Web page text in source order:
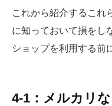
これから紹介するこれ
に知っておいて損をし
ショップを利用する前
4-1：メルカリ